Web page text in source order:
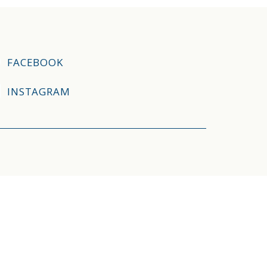
FACEBOOK
INSTAGRAM